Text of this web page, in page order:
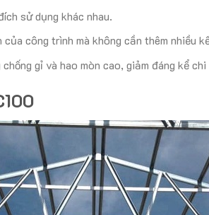
sử dụng khác nhau.
công trình mà không cần thêm nhiều
gỉ và hao mòn cao, giảm đáng kể